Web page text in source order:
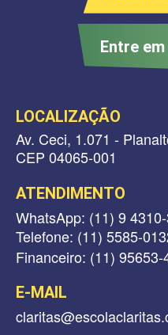
Entre
LOCALIZAÇÃO
Av. Ceci, 1.071 -
CEP 04065-001
ATENDIMENTO
WhatsApp: (11) 9
Telefone: (11) 5585-
Financeiro: (11) 95653-
E-MAIL